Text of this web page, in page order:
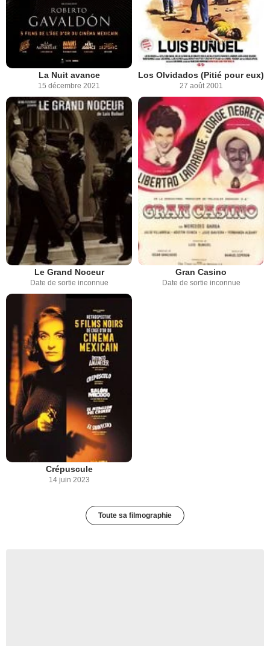
La Nuit avance
15 décembre 2021
Los Olvidados (Pitié pour eux)
27 août 2001
Le Grand Noceur
Date de sortie inconnue
Gran Casino
Date de sortie inconnue
Crépuscule
14 juin 2023
Toute sa filmographie